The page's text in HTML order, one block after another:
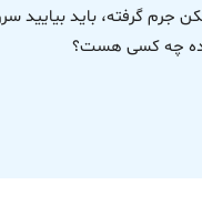
جرم گرفته، باید بیایید
چه کسی هست؟